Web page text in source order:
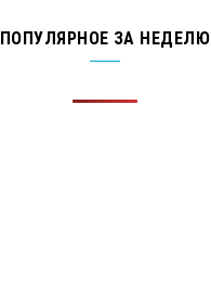
ПОПУЛЯРНОЕ ЗА НЕДЕЛЮ